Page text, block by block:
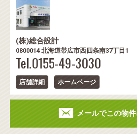
(株)総合設計
0800014 北海道帯広市西四条南37丁目1
Tel.0155-49-3030
店舗詳細 ホームページ
メールでこの物